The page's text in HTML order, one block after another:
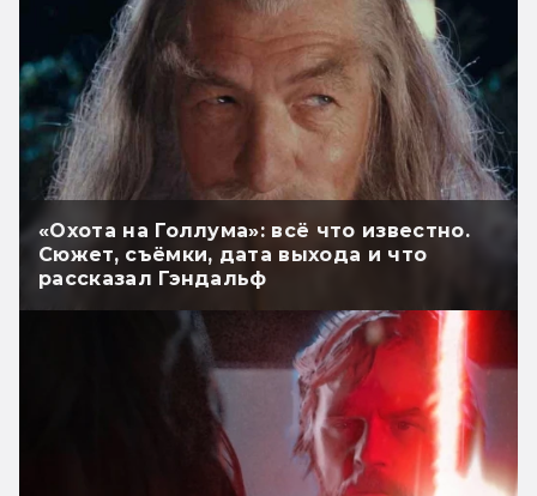
«Охота на Голлума»: всё что известно.
Сюжет, съёмки, дата выхода и что
рассказал Гэндальф